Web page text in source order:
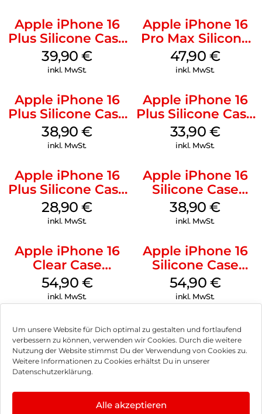
Um unsere Website für Dich optimal zu gestalten und fortlaufend
verbessern zu können, verwenden wir Cookies. Durch die weitere
Nutzung der Website stimmst Du der Verwendung von Cookies zu.
Weitere Informationen zu Cookies erhältst Du in unserer
Datenschutzerklärung.
Alle akzeptieren
Apple iPhone 16
Plus Silicone Case
MagSafe Plum
39,90€
inkl. MwSt.
Apple iPhone 16
Pro Max Silicone
Case MagSafe
Black
47,90 €
inkl. MwSt.
Apple iPhone 16
Plus Silicone Case
MagSafe Denim
38,90€
inkl. MwSt.
Apple iPhone 16
Plus Silicone Case
MagSafe Lake
Green
33,90 €
inkl. MwSt.
Apple iPhone 16
Plus Silicone Case
MagSafe Black
28,90€
inkl. MwSt.
Apple iPhone 16
Silicone Case
MagSafe
Ultramarine
38,90€
inkl. MwSt.
Apple iPhone 16
Clear Case
MagSafe
Transparent
54,90 €
inkl. MwSt.
Apple iPhone 16
Silicone Case
MagSafe Lake
Green
54,90 €
inkl. MwSt.
Impressum